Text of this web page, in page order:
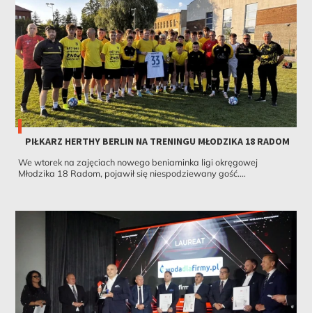
PIŁKARZ HERTHY BERLIN NA TRENINGU MŁODZIKA 18 RADOM
We wtorek na zajęciach nowego beniaminka ligi okręgowej
Młodzika 18 Radom, pojawił się niespodziewany gość....